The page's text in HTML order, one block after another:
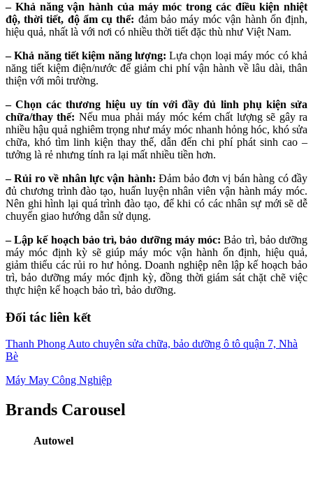
– Khả năng vận hành của máy móc trong các điều kiện nhiệt
độ, thời tiết, độ ẩm cụ thể: đảm bảo máy móc vận hành ổn định,
hiệu quả, nhất là với nơi có nhiều thời tiết đặc thù như Việt Nam.
– Khả năng tiết kiệm năng lượng: Lựa chọn loại máy móc có khả
năng tiết kiệm điện/nước để giảm chi phí vận hành về lâu dài, thân
thiện với môi trường.
– Chọn các thương hiệu uy tín với đầy đủ linh phụ kiện sửa
chữa/thay thế: Nếu mua phải máy móc kém chất lượng sẽ gây ra
nhiều hậu quả nghiêm trọng như máy móc nhanh hỏng hóc, khó sửa
chữa, khó tìm linh kiện thay thế, dẫn đến chi phí phát sinh cao –
tưởng là rẻ nhưng tính ra lại mất nhiều tiền hơn.
– Rủi ro về nhân lực vận hành: Đảm bảo đơn vị bán hàng có đầy
đủ chương trình đào tạo, huấn luyện nhân viên vận hành máy móc.
Nên ghi hình lại quá trình đào tạo, để khi có các nhân sự mới sẽ dễ
chuyển giao hướng dẫn sử dụng.
– Lập kế hoạch bảo trì, bảo dưỡng máy móc: Bảo trì, bảo dưỡng
máy móc định kỳ sẽ giúp máy móc vận hành ổn định, hiệu quả,
giảm thiểu các rủi ro hư hỏng. Doanh nghiệp nên lập kế hoạch bảo
trì, bảo dưỡng máy móc định kỳ, đồng thời giám sát chặt chẽ việc
thực hiện kế hoạch bảo trì, bảo dưỡng.
Đối tác liên kết
Thanh Phong Auto chuyên sửa chữa, bảo dưỡng ô tô quận 7, Nhà
Bè
Máy May Công Nghiệp
Brands Carousel
Autowel